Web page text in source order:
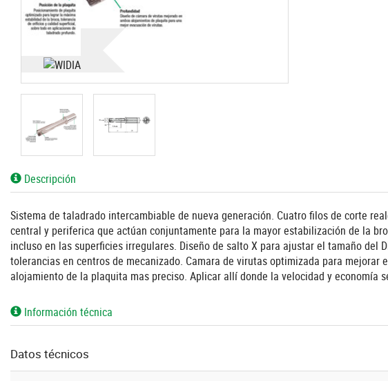
Descripción
Sistema de taladrado intercambiable de nueva generación. Cuatro filos de corte
central y periferica que actúan conjuntamente para la mayor estabilización de la
incluso en las superficies irregulares. Diseño de salto X para ajustar el tamaño del
tolerancias en centros de mecanizado. Camara de virutas optimizada para
alojamiento de la plaquita mas preciso. Aplicar allí donde la velocidad y economía
Información técnica
Datos técnicos